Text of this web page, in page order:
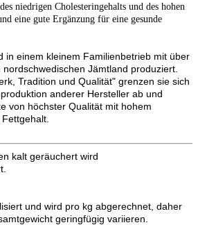
niedrigen Cholesteringehalts und des hohen
eine gute Ergänzung für eine gesunde
in einem kleinem Familienbetrieb mit über
Jämtland produziert.
Tradition und Qualität" grenzen sie sich
anderer Hersteller ab und
von höchster Qualität mit hohem
kalt geräuchert wird
und wird pro kg abgerechnet, daher
geringfügig variieren.